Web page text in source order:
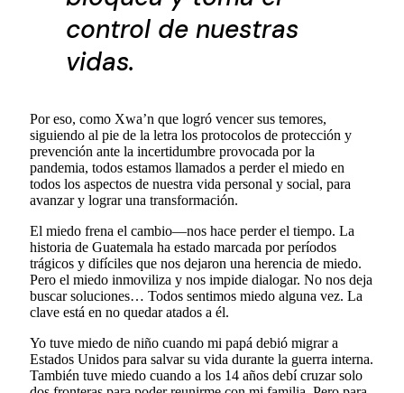
control de nuestras
vidas.
Por eso, como Xwa’n que logró vencer sus temores,
siguiendo al pie de la letra los protocolos de protección y
prevención ante la incertidumbre provocada por la
pandemia, todos estamos llamados a perder el miedo en
todos los aspectos de nuestra vida personal y social, para
avanzar y lograr una transformación.
El miedo frena el cambio—nos hace perder el tiempo. La
historia de Guatemala ha estado marcada por períodos
trágicos y difíciles que nos dejaron una herencia de miedo.
Pero el miedo inmoviliza y nos impide dialogar. No nos deja
buscar soluciones… Todos sentimos miedo alguna vez. La
clave está en no quedar atados a él.
Yo tuve miedo de niño cuando mi papá debió migrar a
Estados Unidos para salvar su vida durante la guerra interna.
También tuve miedo cuando a los 14 años debí cruzar solo